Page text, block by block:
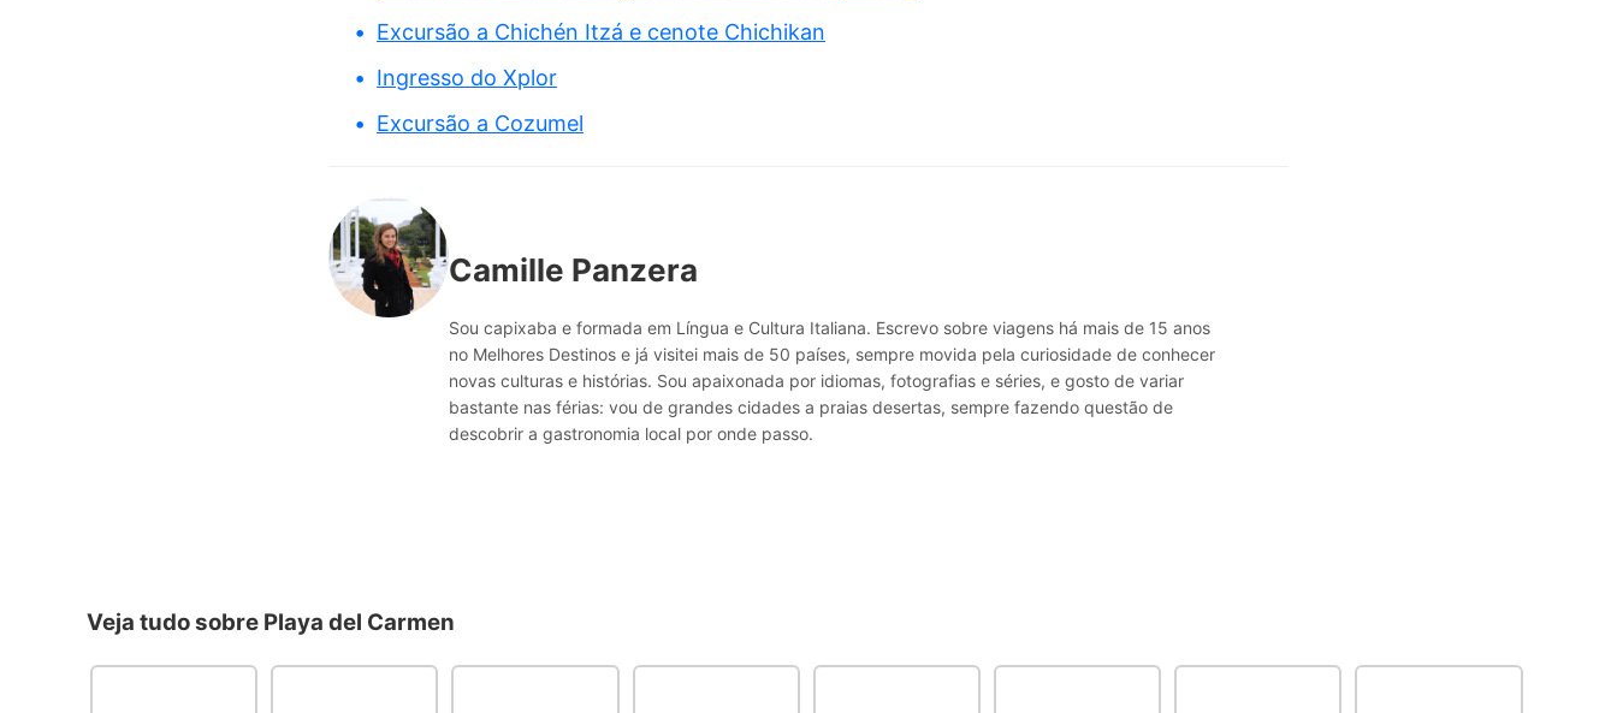
Excursão a Chichén Itzá e cenote Chichikan
Ingresso do Xplor
Excursão a Cozumel
Camille Panzera
Sou capixaba e formada em Língua e Cultura Italiana. Escrevo sobre viagens há mais de 15 anos
no Melhores Destinos e já visitei mais de 50 países, sempre movida pela curiosidade de conhecer
novas culturas e histórias. Sou apaixonada por idiomas, fotografias e séries, e gosto de variar
bastante nas férias: vou de grandes cidades a praias desertas, sempre fazendo questão de
descobrir a gastronomia local por onde passo.
Veja tudo sobre Playa del Carmen